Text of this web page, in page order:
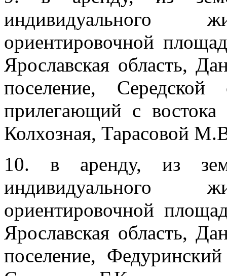
индивидуального
ориентировочной
Ярославская область,
поселение,
прилегающий с
Колхозная, Тарасовой
10. в аренду, из
индивидуального
ориентировочной
Ярославская область,
поселение,